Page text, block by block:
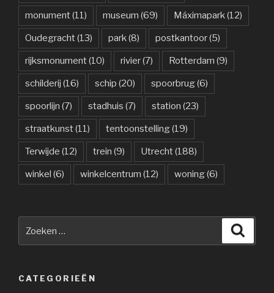
monument(11) museum (69) Máximapark (12)
Oudegracht(13) park (8) postkantoor(5)
rijksmonument(10) rivier(7) Rotterdam (9)
schilderij (16) schip (20) spoorbrug(6)
spoorlijn (7) stadhuis (7) station (23)
straatkunst(11) tentoonstelling(19)
Terwijde (12) trein (9) Utrecht(188)
winkel (6) winkelcentrum (12) woning(6)
naar:
CATEGORIEËN